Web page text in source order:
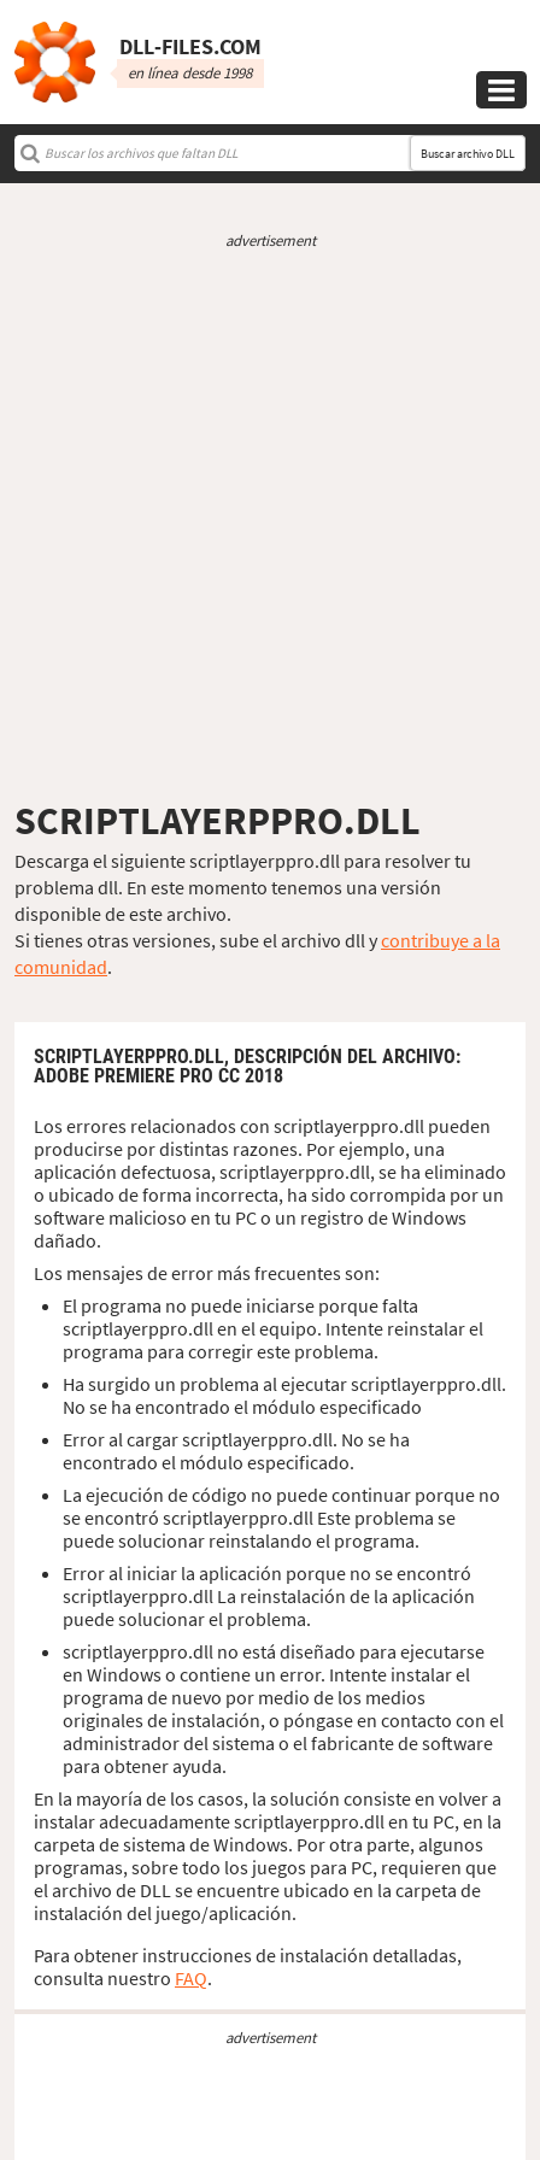
DLL‑FILES.COM
en línea desde 1998

Buscar archivo DLL
advertisement
SCRIPTLAYERPPRO.DLL
Descarga el siguiente scriptlayerppro.dll para resolver tu
problema dll. En este momento tenemos una versión
disponible de este archivo.
Si tienes otras versiones, sube el archivo dll ycontribuye a la
comunidad.
SCRIPTLAYERPPRO.DLL, DESCRIPCIÓN DEL ARCHIVO:
ADOBE PREMIERE PRO CC 2018
Los errores relacionados con scriptlayerppro.dll pueden
producirse por distintas razones. Por ejemplo, una
aplicación defectuosa, scriptlayerppro.dll, se ha eliminado
o ubicado de forma incorrecta, ha sido corrompida por un
software malicioso en tu PC o un registro de Windows
dañado.
Los mensajes de error más frecuentes son:
El programa no puede iniciarse porque falta
scriptlayerppro.dll en el equipo. Intente reinstalar el
programa para corregir este problema.
Ha surgido un problema al ejecutar scriptlayerppro.dll.
No se ha encontrado el módulo especificado
Error al cargar scriptlayerppro.dll. No se ha
encontrado el módulo especificado.
La ejecución de código no puede continuar porque no
se encontró scriptlayerppro.dll Este problema se
puede solucionar reinstalando el programa.
Error al iniciar la aplicación porque no se encontró
scriptlayerppro.dll La reinstalación de la aplicación
puede solucionar el problema.
scriptlayerppro.dll no está diseñado para ejecutarse
en Windows o contiene un error. Intente instalar el
programa de nuevo por medio de los medios
originales de instalación, o póngase en contacto con el
administrador del sistema o el fabricante de software
para obtener ayuda.
En la mayoría de los casos, la solución consiste en volver a
instalar adecuadamente scriptlayerppro.dll en tu PC, en la
carpeta de sistema de Windows. Por otra parte, algunos
programas, sobre todo los juegos para PC, requieren que
el archivo de DLL se encuentre ubicado en la carpeta de
instalación del juego/aplicación.
Para obtener instrucciones de instalación detalladas,
consulta nuestro FAQ.
advertisement